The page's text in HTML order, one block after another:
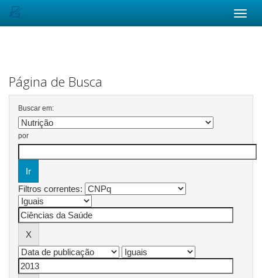
Página de Busca
Buscar em:
por
Filtros correntes: